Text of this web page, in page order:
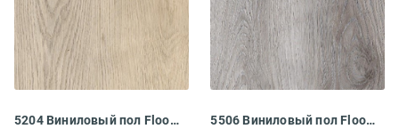
5204 Виниловый пол Floorwood Unit Дуб Лирика 5506 Виниловый пол Floorwood Unit Дуб Эриус